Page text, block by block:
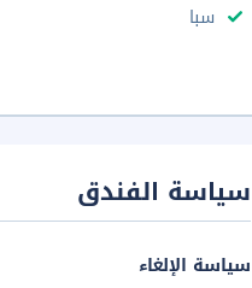
سبا
سياسة الفندق
سياسة الإلغاء